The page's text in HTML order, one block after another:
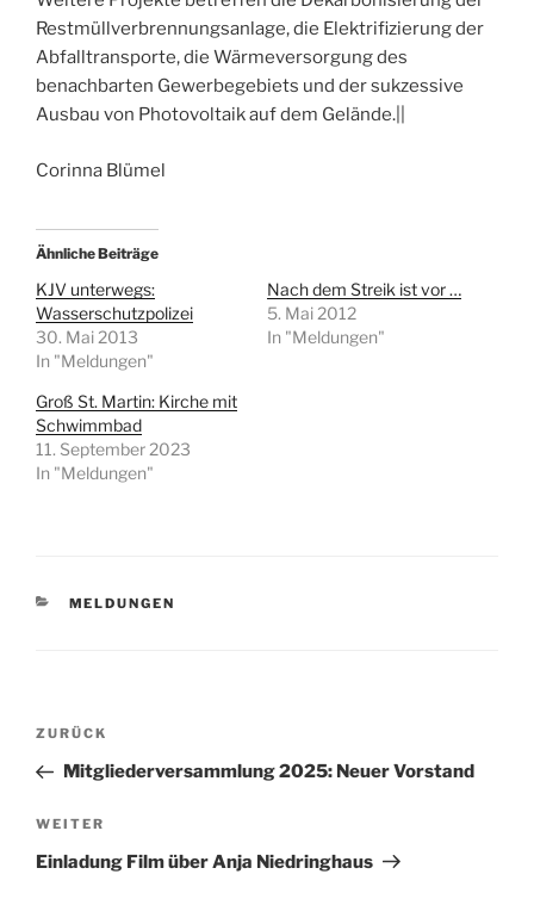
Restmüllverbrennungsanlage, die Elektrifizierung der
Abfalltransporte, die Wärmeversorgung des
benachbarten Gewerbegebiets und der sukzessive
Ausbau von Photovoltaik auf dem Gelände.||
Corinna Blümel
Ähnliche Beiträge
KJV unterwegs:
Wasserschutzpolizei
30. Mai 2013
In "Meldungen"
Nach dem Streik ist vor …
5. Mai 2012
In "Meldungen"
Groß St. Martin: Kirche mit
Schwimmbad
11. September 2023
In "Meldungen"
KATEGORIEN
MELDUNGEN
Beitragsnavigation
Vorheriger
Beitrag
ZURÜCK
Mitgliederversammlung 2025: Neuer Vorstand
Nächster
Beitrag
WEITER
Einladung Film über Anja Niedringhaus